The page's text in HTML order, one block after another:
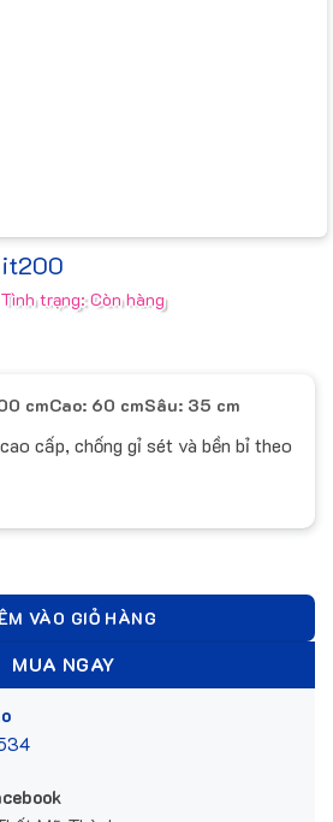
it200
Tình trạng: Còn hàng
cmCao: 60 cmSâu: 35 cm
cấp, chống gỉ sét và bền bỉ theo
VÀO GIỎ HÀNG
MUA NGAY